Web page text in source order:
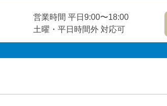
安市 K様
浦安市 Y様
営業時間 平日9:00〜18:00
土曜・平日時間外 対応可